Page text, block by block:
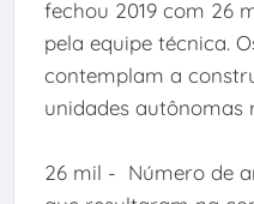
fechou 2019 com 26
pela equipe técnica.
contemplam a
unidades autônomas
26 mil - Número de